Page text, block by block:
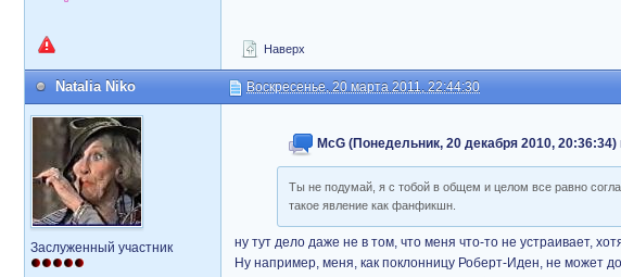
Наверх
Natalia Niko Воскресенье, 20 марта 2011, 22:44:30
Заслуженный участник
McG (Понедельник, 20 декабря 2010, 20:36:34)
Ты не подумай, я с тобой в общем и целом все равно
такое явление как фанфикшн.
ну тут дело даже не в том, что меня что-то не устраивает,
Ну например, меня, как поклонницу Роберт-Иден, не может